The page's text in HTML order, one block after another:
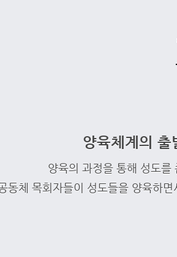
양육체계의 출
양육의 과정을 통해 성도를
동체 목회자들이 성도들을 양육하